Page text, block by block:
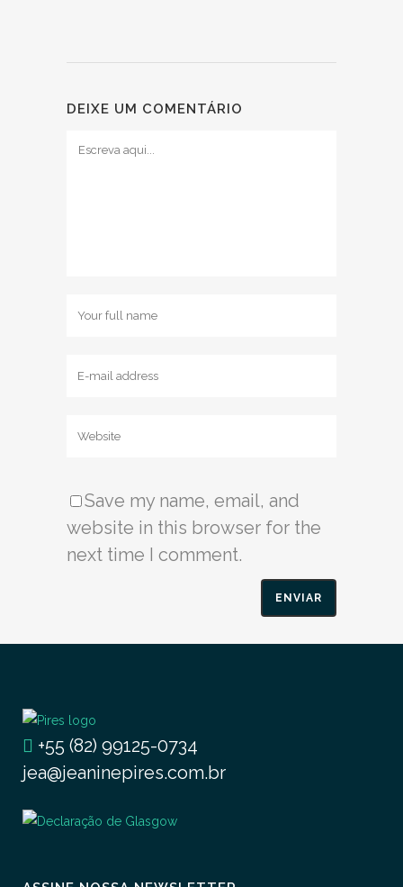
DEIXE UM COMENTÁRIO
Save my name, email, and
website in this browser for the
next time I comment.
+55 (82) 99125-0734
jea@jeaninepires.com.br